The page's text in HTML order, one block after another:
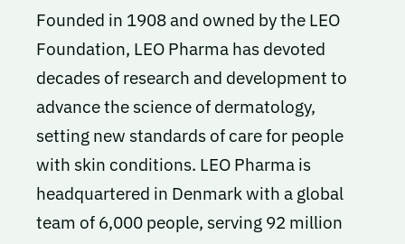
Founded in 1908 and owned by the LEO
Foundation, LEO Pharma has devoted
decades of research and development to
advance the science of dermatology,
setting new standards of care for people
with skin conditions. LEO Pharma is
headquartered in Denmark with a global
team of 6,000 people, serving 92 million